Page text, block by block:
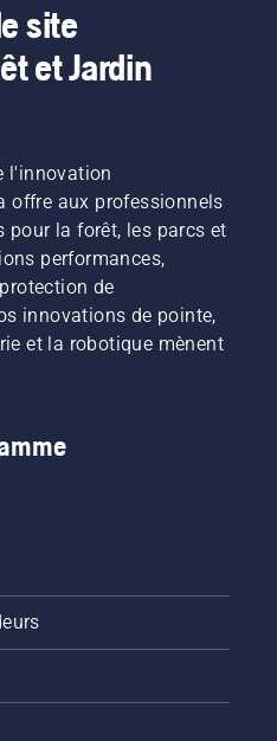
site
et Jardin
l'innovation
offre aux professionnels
pour la forêt, les parcs et
performances,
de
innovations de pointe,
et la robotique mènent